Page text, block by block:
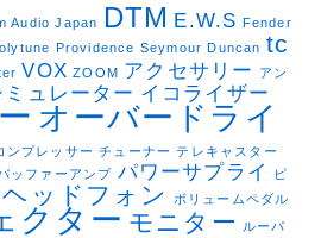
Audio Japan DTM E.W.S
Fender
Providence Seymour Duncan tc
VOX ZOOM アクセサリー
アン
ュレーター イコライザー
オーバードライ
ンプレッサー チューナー テレキャスター
ッファーアンプ パワーサプライ
ピ
ヘッドフォン ボリュームペダル
クター モニター ルーパ